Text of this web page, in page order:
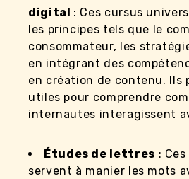
digital : Ces cursus
les principes tels que le
consommateur, les
en intégrant des
en création de contenu. Ils
utiles pour comprendre
internautes interagissent
Études de lettres :
servent à manier les mots